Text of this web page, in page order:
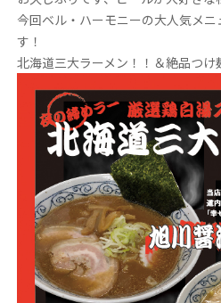
今回ベル・ハーモニーの大人気メ
す！
北海道三大ラーメン！！＆絶品つけ